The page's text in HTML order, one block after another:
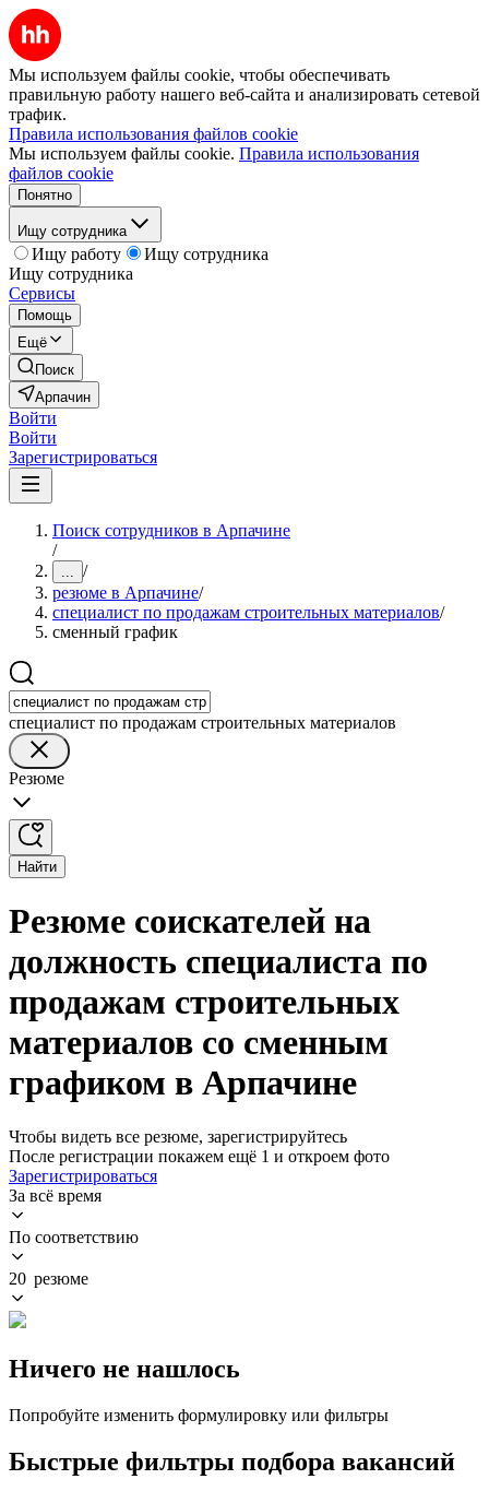
Мы используем файлы cookie, чтобы обеспечивать
правильную работу нашего веб-сайта и анализировать сетевой
трафик.
Правила использования файлов cookie
Мы используем файлы cookie. Правила использования
файлов cookie
Понятно
Ищу сотрудника
Ищу работу
Ищу сотрудника
Ищу сотрудника
Сервисы
Помощь
Ещё
Поиск
Арпачин
Войти
Войти
Зарегистрироваться
Поиск сотрудников в Арпачине
/
... /
резюме в Арпачине/
специалист по продажам строительных материалов/
сменный график
специалист по продажам строительных материалов
Резюме
Найти
Резюме соискателей на
должность специалиста по
продажам строительных
материалов со сменным
графиком в Арпачине
Чтобы видеть все резюме, зарегистрируйтесь
После регистрации покажем ещё 1 и откроем фото
Зарегистрироваться
За всё время
По соответствию
20 резюме
Ничего не нашлось
Попробуйте изменить формулировку или фильтры
Быстрые фильтры подбора вакансий